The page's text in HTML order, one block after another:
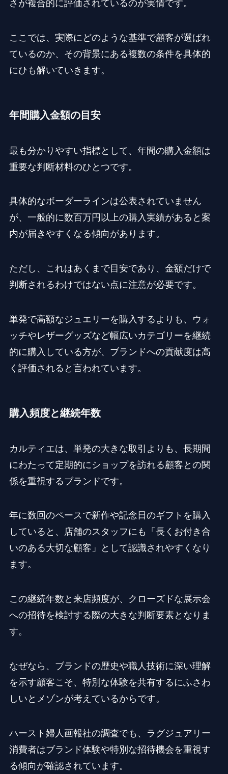
さが複合的に評価されているのが実情です。
ここでは、実際にどのような基準で顧客が選ばれ
ているのか、その背景にある複数の条件を具体的
にひも解いていきます。
年間購入金額の目安
最も分かりやすい指標として、年間の購入金額は
重要な判断材料のひとつです。
具体的なボーダーラインは公表されていません
が、一般的に数百万円以上の購入実績があると案
内が届きやすくなる傾向があります。
ただし、これはあくまで目安であり、金額だけで
判断されるわけではない点に注意が必要です。
単発で高額なジュエリーを購入するよりも、ウォ
ッチやレザーグッズなど幅広いカテゴリーを継続
的に購入している方が、ブランドへの貢献度は高
く評価されると言われています。
購入頻度と継続年数
カルティエは、単発の大きな取引よりも、長期間
にわたって定期的にショップを訪れる顧客との関
係を重視するブランドです。
年に数回のペースで新作や記念日のギフトを購入
していると、店舗のスタッフにも「長くお付き合
いのある大切な顧客」として認識されやすくなり
ます。
この継続年数と来店頻度が、クローズドな展示会
への招待を検討する際の大きな判断要素となりま
す。
なぜなら、ブランドの歴史や職人技術に深い理解
を示す顧客こそ、特別な体験を共有するにふさわ
しいとメゾンが考えているからです。
ハースト婦人画報社の調査でも、ラグジュアリー
消費者はブランド体験や特別な招待機会を重視す
る傾向が確認されています。